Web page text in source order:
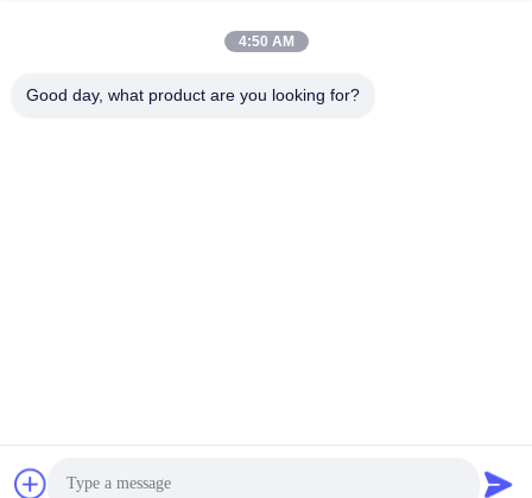
हमारा पता
4:50 AM
Good day, what product are you looking for?